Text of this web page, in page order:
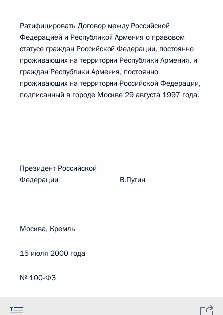
Ратифицировать Договор между Российской
Федерацией и Республикой Армения о правовом
статусе граждан Российской Федерации, постоянно
проживающих на территории Республики Армения, и
граждан Республики Армения, постоянно
проживающих на территории Российской Федерации,
подписанный в городе Москве 29 августа 1997 года.
Президент Российской
Федерации В.Путин
Москва, Кремль
15 июля 2000 года
№ 100-ФЗ